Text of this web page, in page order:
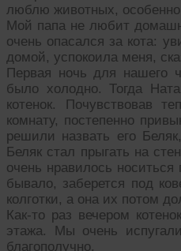
люблю животных, особенно
Мой папа не любит
очень опасался за кота:
домой, успокоила меня,
Первая ночь для нашего
было холодно. Тогда
котенок. Почувствовав
комнату, постепенно
решили назвать его
Беляк стал прыгать на
очень нравилось носиться
бывало, заберется под
колготки, а она их потом
Как-то раз вечером
этажа. Мы очень
благополучно.